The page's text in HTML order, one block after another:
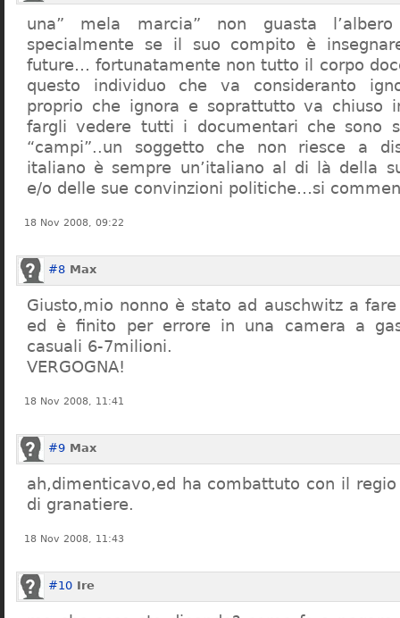
una” mela marcia” non guasta
specialmente se il suo compito è
future… fortunatamente non tutto il corpo
questo individuo che va consideranto
proprio che ignora e soprattutto va chiuso
fargli vedere tutti i documentari che sono
“campi”..un soggetto che non riesce a
italiano è sempre un’italiano al di là della
e/o delle sue convinzioni politiche…si
18 Nov 2008, 09:22
#8 Max
Giusto,mio nonno è stato ad auschwitz a
ed è finito per errore in una camera a
casuali 6-7milioni.
VERGOGNA!
18 Nov 2008, 11:41
#9 Max
ah,dimenticavo,ed ha combattuto con il
di granatiere.
18 Nov 2008, 11:43
#10 Ire